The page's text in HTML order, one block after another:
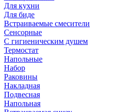
Для кухни
Для биде
Встраиваемые смесители
Сенсорные
С гигиеническим душем
Термостат
Напольные
Набор
Раковины
Накладная
Подвесная
Напольная